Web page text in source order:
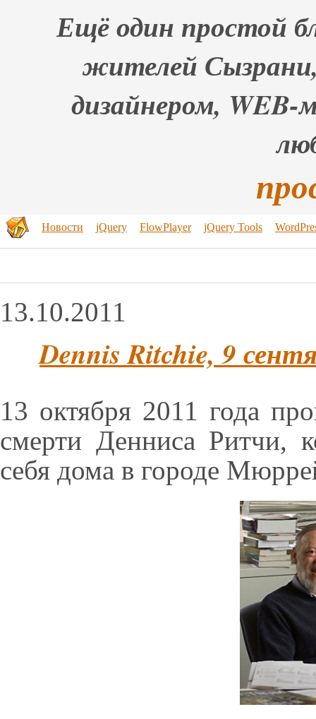
Ещё один простой
жителей
дизайнером,
Новости jQuery FlowPlayer jQuery Tools
13.10.2011
Dennis Ritchie, 9
13 октября 2011 года
смерти Денниса Ритчи,
себя дома в городе